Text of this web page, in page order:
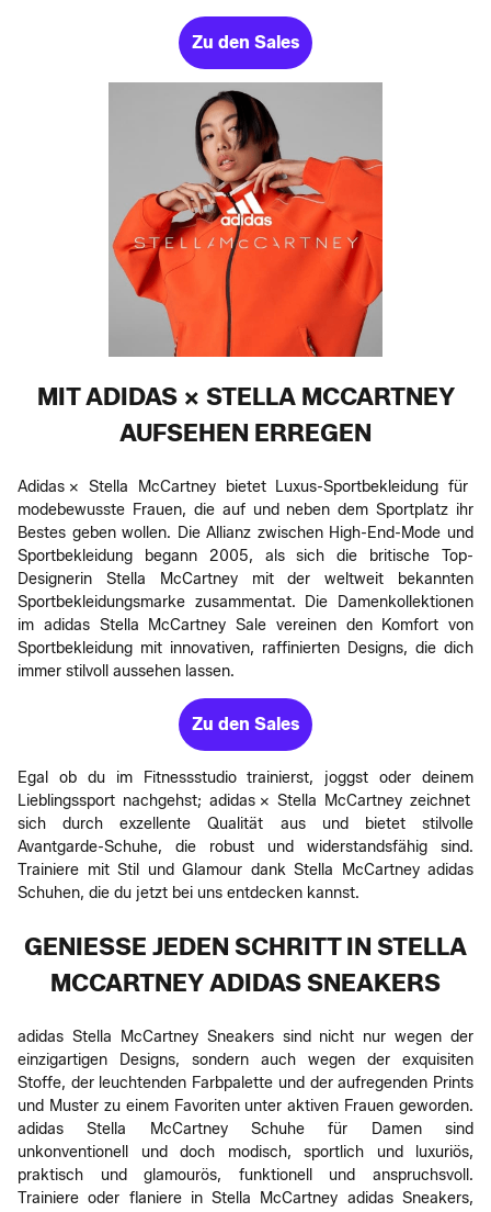
Zu den Sales
MIT ADIDAS X STELLA MCCARTNEY
AUFSEHEN ERREGEN
Adidas x Stella McCartney bietet Luxus-Sportbekleidung für
modebewusste Frauen, die auf und neben dem Sportplatz ihr
Bestes geben wollen. Die Allianz zwischen High-End-Mode und
Sportbekleidung begann 2005, als sich die britische Top-
Designerin Stella McCartney mit der weltweit bekannten
Sportbekleidungsmarke zusammentat. Die Damenkollektionen
im adidas Stella McCartney Sale vereinen den Komfort von
Sportbekleidung mit innovativen, raffinierten Designs, die dich
immer stilvoll aussehen lassen.
Zu den Sales
Egal ob du im Fitnessstudio trainierst, joggst oder deinem
Lieblingssport nachgehst; adidas x Stella McCartney zeichnet
sich durch exzellente Qualität aus und bietet stilvolle
Avantgarde-Schuhe, die robust und widerstandsfähig sind.
Trainiere mit Stil und Glamour dank Stella McCartney adidas
Schuhen, die du jetzt bei uns entdecken kannst.
GENIESSE JEDEN SCHRITT IN STELLA M
CCARTNEY ADIDAS SNEAKERS
adidas Stella McCartney Sneakers sind nicht nur wegen der
einzigartigen Designs, sondern auch wegen der exquisiten
Stoffe, der leuchtenden Farbpalette und der aufregenden Prints
und Muster zu einem Favoriten unter aktiven Frauen geworden.
adidas Stella McCartney Schuhe für Damen sind
unkonventionell und doch modisch, sportlich und luxuriös,
praktisch und glamourös, funktionell und anspruchsvoll.
Trainiere oder flaniere in Stella McCartney adidas Sneakers,